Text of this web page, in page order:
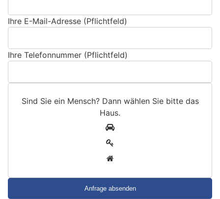
Ihre E-Mail-Adresse (Pflichtfeld)
Ihre Telefonnummer (Pflichtfeld)
Sind Sie ein Mensch? Dann wählen Sie bitte das
Haus.